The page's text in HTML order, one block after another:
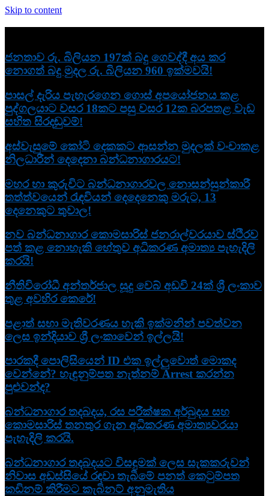
Skip to content
ජනතාව රු. බිලියන 197ක් බදු ගෙවද්දී අය කර
නොගත් බදු මුදල රු. බිලියන 960 ඉක්මවයි!
පාසල් දැරිය පැහැරගෙන ගොස් අපයෝජනය කළ
පුද්ගලයාට වසර 18කට පසු වසර 12ක බරපතළ වැඩ
සහිත සිරදඬුවම්!
අස්වැසුමේ කෝටි දෙකකට ආසන්න මුදලක් වංචාකළ
නිලධාරීන් දෙදෙනා බන්ධනාගාරයට!
මහර හා කුරුවිට බන්ධනාගාරවල නොසන්සුන්කාරී
තත්ත්වයෙන් රැඳවියන් දෙදෙනෙකු මරුට, 13
දෙනෙකුට තුවාල!
නව බන්ධනාගාර කොමසාරිස් ජනරාල්වරයාව ස්ථිරව
පත් කළ නොහැකි හේතුව අධිකරණ අමාත්‍ය පැහැදිලි
කරයි!
නීතිවිරෝධී අන්තර්ජාල සූදු වෙබ් අඩවි 24ක් ශ්‍රී ලංකාව
තුළ අවහිර කෙරේ!
පළාත් සභා මැතිවරණය හැකි ඉක්මනින් පවත්වන
ලෙස ඉන්දියාව ශ්‍රී ලංකාවෙන් ඉල්ලයි!
පාරකදී පොලිසියෙන් ID එක ඉල්ලුවොත් මොකද
වෙන්නේ? හැඳුනුම්පත නැත්නම් Arrest කරන්න
පුළුවන්ද?
බන්ධනාගාර තදබදය, රස පරීක්ෂක අර්බුදය සහ
කොමසාරිස් තනතුර ගැන අධිකරණ අමාත්‍යවරයා
පැහැදිලි කරයි.
බන්ධනාගාර තදබදයට විසඳුමක් ලෙස සැකකරුවන්
නිවාස අඩස්සියේ රඳවා තැබීමේ පනත් කෙටුම්පත
කඩිනම් කිරීමට කැබිනට් අනුමැතිය